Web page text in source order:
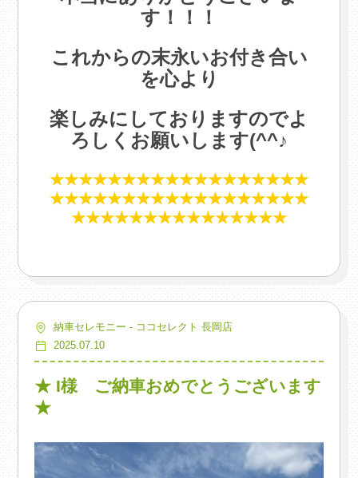
す！！！
これからの末永いお付き合い
を心より
楽しみにしておりますのでよ
ろしくお願いします(^^♪
★★★★★★★★★★★★★★★★★★
★★★★★★★★★★★★★★★★★★
★★★★★★★★★★★★★★★
納車セレモニー - ココセレクト 長岡店
2025.07.10
★ I様 ご納車おめでとうございます
★